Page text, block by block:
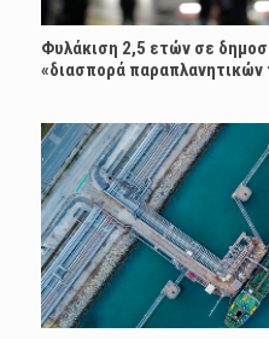
Φυλάκιση 2,5 ετών σε
«διασπορά